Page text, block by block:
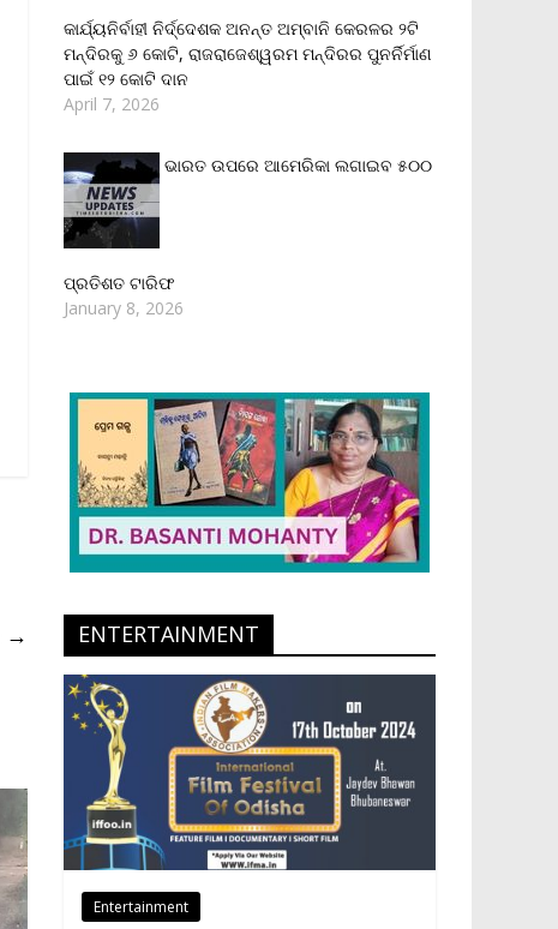
→
କାର୍ଯ୍ୟନିର୍ବାହୀ ନିର୍ଦ୍ଦେଶକ ଅନନ୍ତ ଅମ୍ବାନି କେରଳର ୨ଟି
ମନ୍ଦିରକୁ ୬ କୋଟି, ରାଜରାଜେଶ୍ୱରମ ମନ୍ଦିରର ପୁନର୍ନିର୍ମାଣ
ପାଇଁ ୧୨ କୋଟି ଦାନ
April 7, 2026
ଭାରତ ଉପରେ ଆମେରିକା ଲଗାଇବ ୫୦୦
ପ୍ରତିଶତ ଟାରିଫ
January 8, 2026
ENTERTAINMENT
Entertainment